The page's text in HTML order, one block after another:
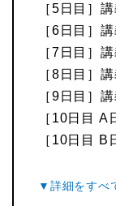
［5日目］
［6日目］
［7日目］
［8日目］
［9日目］
［10日目 A
［10日目 B